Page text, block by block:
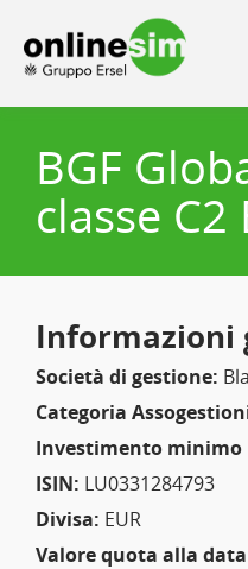
BGF
classe C2
Informazioni
Società di gestione:
Categoria
Investimento minimo
ISIN: LU0331284793
Divisa: EUR
Valore quota alla data